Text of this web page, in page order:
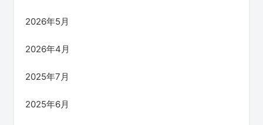
2026年5月
2026年4月
2025年7月
2025年6月